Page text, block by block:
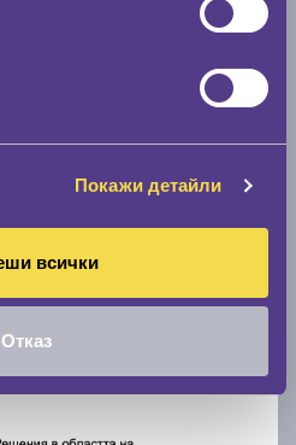
Покажи детайли
всички
Отказ